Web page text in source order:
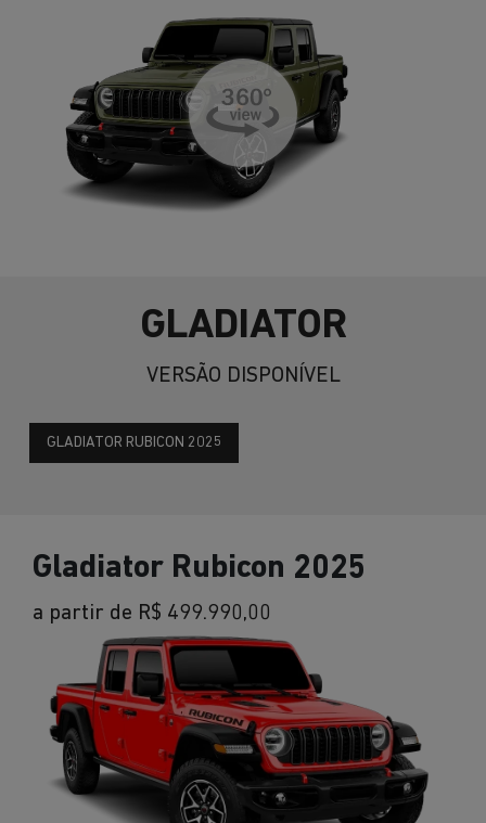
GLADIATOR
VERSÃO DISPONÍVEL
GLADIATOR RUBICON 2025
Gladiator Rubicon 2025
a partir de R$ 499.990,00